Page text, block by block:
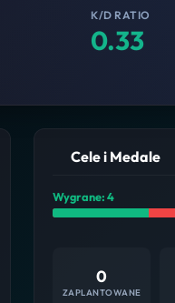
K/D RATIO
0.33
Cele i Medale
Wygrane: 4
0
ZAPLANTOWANE